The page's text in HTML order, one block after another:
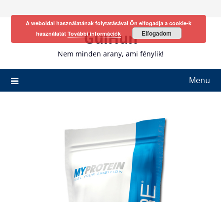
GulHun
Nem minden arany, ami fénylik!
Menu
A weboldal használatának folytatásával Ön elfogadja a cookie-k
használatát További információk Elfogadom